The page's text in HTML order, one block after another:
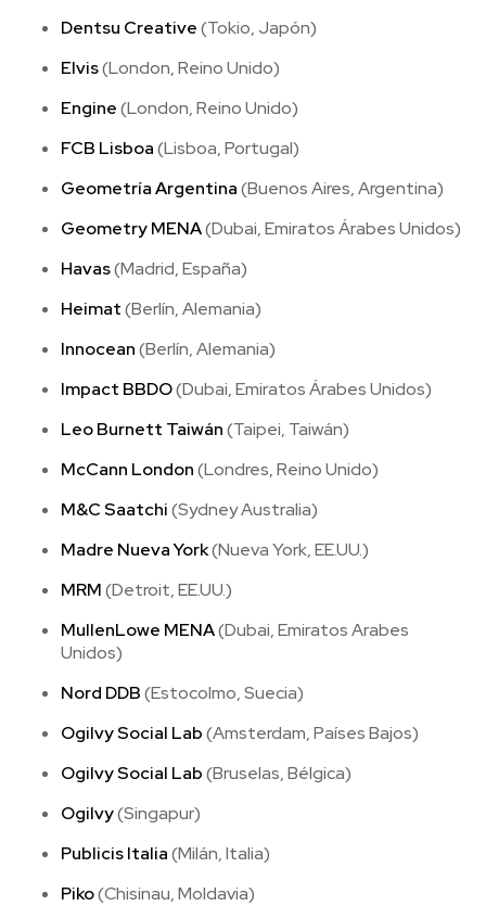
Dentsu Creative(Tokio, Japón)
Elvis(London, Reino Unido)
Engine(London, Reino Unido)
FCB Lisboa(Lisboa, Portugal)
Geometría Argentina(Buenos Aires, Argentina)
Geometry MENA(Dubai, Emiratos Árabes Unidos)
Havas(Madrid, España)
Heimat(Berlín, Alemania)
Innocean(Berlín, Alemania)
Impact BBDO(Dubai, Emiratos Árabes Unidos)
Leo Burnett Taiwán(Taipei, Taiwán)
McCann London(Londres, Reino Unido)
M&C Saatchi(Sydney Australia)
Madre Nueva York(Nueva York, EE.UU.)
MRM(Detroit, EE.UU.)
MullenLowe MENA(Dubai, Emiratos Arabes
Unidos)
Nord DDB(Estocolmo, Suecia)
Ogilvy Social Lab(Amsterdam, Países Bajos)
Ogilvy Social Lab(Bruselas, Bélgica)
Ogilvy(Singapur)
Publicis Italia(Milán, Italia)
Piko(Chisinau, Moldavia)